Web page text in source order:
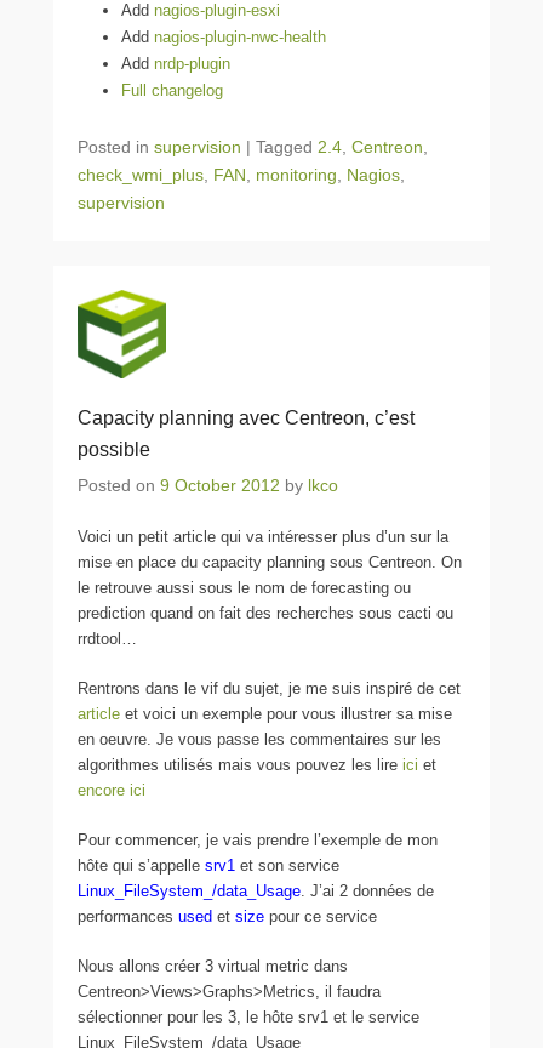
Add nagios-plugin-esxi
Add nagios-plugin-nwc-health
Add nrdp-plugin
Full changelog
Posted in supervision | Tagged 2.4, Centreon,
check_wmi_plus, FAN, monitoring, Nagios,
supervision
Capacity planning avec Centreon, c’est
possible
Posted on 9 October 2012 by lkco
Voici un petit article qui va intéresser plus d’un sur la
mise en place du capacity planning sous Centreon. On
le retrouve aussi sous le nom de forecasting ou
prediction quand on fait des recherches sous cacti ou
rrdtool…
Rentrons dans le vif du sujet, je me suis inspiré de cet
article et voici un exemple pour vous illustrer sa mise
en oeuvre. Je vous passe les commentaires sur les
algorithmes utilisés mais vous pouvez les lire ici et
encore ici
Pour commencer, je vais prendre l’exemple de mon
hôte qui s’appelle srv1 et son service
Linux_FileSystem_/data_Usage. J’ai 2 données de
performances used et size pour ce service
Nous allons créer 3 virtual metric dans
Centreon>Views>Graphs>Metrics, il faudra
sélectionner pour les 3, le hôte srv1 et le service
Linux_FileSystem_/data_Usage